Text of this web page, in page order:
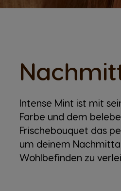
Intense Mint ist mit
Farbe und dem
Frischebouquet das
um deinem
Wohlbefinden zu